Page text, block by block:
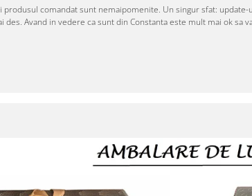
produsul comandat sunt nemaipomenite. Un singur sfat:
des. Avand in vedere ca sunt din Constanta este mult mai ok sa